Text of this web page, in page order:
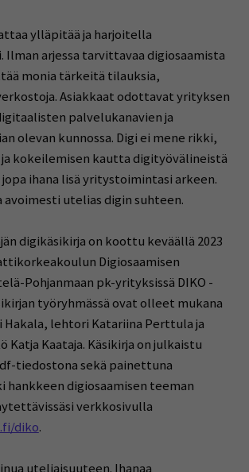
ylläpitää ja harjoitella
Ilman arjessa tarvittavaa digiosaamista
monia tärkeitä tilauksia,
Asiakkaat odottavat yrityksen
palvelukanavien ja
olevan kunnossa. Digi ei mene rikki,
kokeilemisen kautta digityövälineistä
ihana lisä yritystoimintasi arkeen.
avoimesti utelias digin suhteen.
digikäsikirja on koottu keväällä 2023
Digiosaamisen
Pohjanmaan pk-yrityksissä DIKO -
työryhmässä ovat olleet mukana
Hakala, lehtori Katariina Perttula ja
Kaataja. Käsikirja on julkaistu
tiedostona sekä painettuna
hankkeen digiosaamisen teeman
verkkosivulla
diko.
uteliaisuuteen. Ihanaa